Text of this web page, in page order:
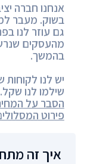
אנחנו חברה
בשוק. מעבר
גם עוזר לנו
מהעסקים
בהמשך.
יש לנו
שילמו לנו
הסבר על
פירוט
איך זה